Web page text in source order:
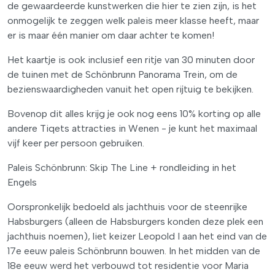
de gewaardeerde kunstwerken die hier te zien zijn, is het
onmogelijk te zeggen welk paleis meer klasse heeft, maar
er is maar één manier om daar achter te komen!
Het kaartje is ook inclusief een ritje van 30 minuten door
de tuinen met de Schönbrunn Panorama Trein, om de
bezienswaardigheden vanuit het open rijtuig te bekijken.
Bovenop dit alles krijg je ook nog eens 10% korting op alle
andere Tiqets attracties in Wenen - je kunt het maximaal
vijf keer per persoon gebruiken.
Paleis Schönbrunn: Skip The Line + rondleiding in het
Engels
Oorspronkelijk bedoeld als jachthuis voor de steenrijke
Habsburgers (alleen de Habsburgers konden deze plek een
jachthuis noemen), liet keizer Leopold I aan het eind van de
17e eeuw paleis Schönbrunn bouwen. In het midden van de
18e eeuw werd het verbouwd tot residentie voor Maria